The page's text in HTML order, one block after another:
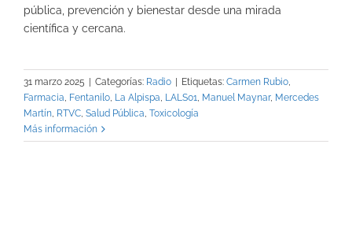
pública, prevención y bienestar desde una mirada
científica y cercana.
31 marzo 2025 Categorías: Radio Etiquetas: Carmen Rubio,
Farmacia, Fentanilo, La Alpispa, LALS01, Manuel Maynar, Mercedes
Martín, RTVC, Salud Pública, Toxicología
Más información